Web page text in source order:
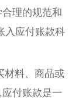
理的规范和
入应付账款科
材料、商品或
付账款是一